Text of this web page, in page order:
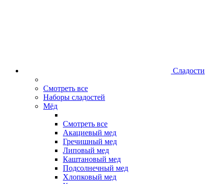
Сладости
Смотреть все
Наборы сладостей
Мёд
Смотреть все
Акациевый мед
Гречишный мед
Липовый мед
Каштановый мед
Подсолнечный мед
Хлопковый мед